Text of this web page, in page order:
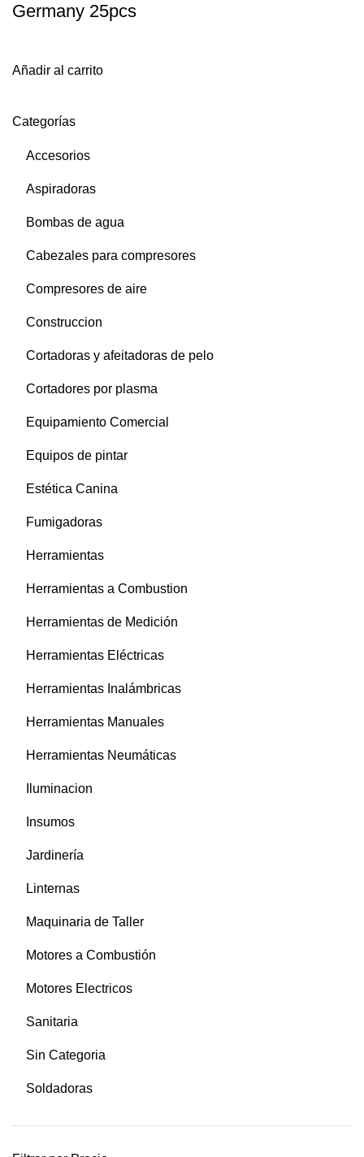
Categorías
Accesorios
Aspiradoras
Bombas de agua
Cabezales para compresores
Compresores de aire
Construccion
Cortadoras y afeitadoras de pelo
Cortadores por plasma
Equipamiento Comercial
Equipos de pintar
Estética Canina
Fumigadoras
Herramientas
Herramientas a Combustion
Herramientas de Medición
Herramientas Eléctricas
Herramientas Inalámbricas
Herramientas Manuales
Herramientas Neumáticas
Iluminacion
Insumos
Jardinería
Linternas
Maquinaria de Taller
Motores a Combustión
Motores Electricos
Sanitaria
Sin Categoria
Soldadoras
Germany 25pcs
Añadir al carrito